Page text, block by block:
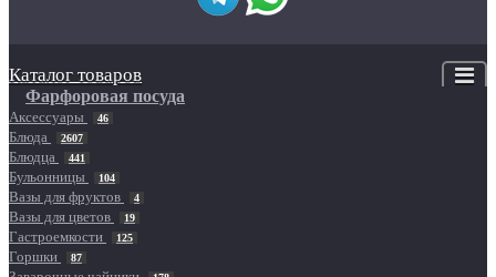
Каталог товаров
Фарфоровая посуда
Аксессуары 46
Блюда 2607
Блюдца 441
Бульонницы 104
Вазы для фруктов 4
Вазы для цветов 19
Гастроемкости 125
Горшки 87